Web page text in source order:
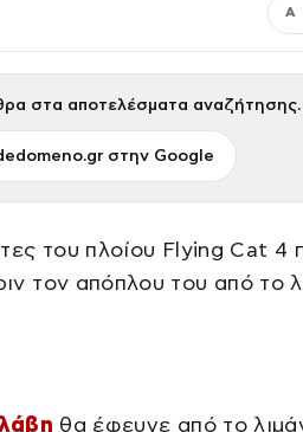
Α
στα αποτελέσματα αναζήτησης.
στην Google
του πλοίου Flying Cat 4
τον απόπλου του από το
θα έφευγε από το